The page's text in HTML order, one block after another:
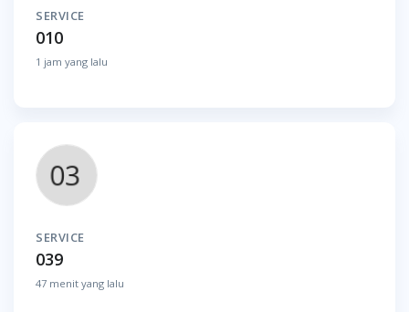
SERVICE
010
1 jam yang lalu
SERVICE
039
47 menit yang lalu